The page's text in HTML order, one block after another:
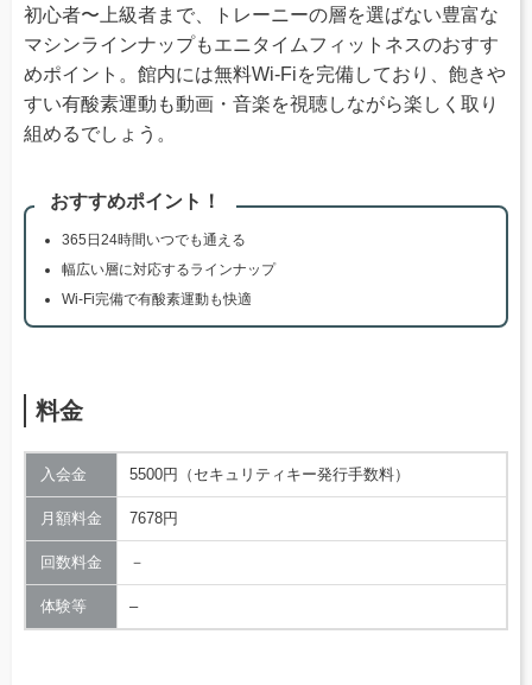
初心者〜上級者まで、トレーニーの層を選ばない豊富な
マシンラインナップもエニタイムフィットネスのおすす
めポイント。館内には無料Wi-Fiを完備しており、飽きや
すい有酸素運動も動画・音楽を視聴しながら楽しく取り
組めるでしょう。
おすすめポイント！
365日24時間いつでも通える
幅広い層に対応するラインナップ
Wi-Fi完備で有酸素運動も快適
料金
入会金 5500円（セキュリティキー発行手数料）
月額料金 7678円
回数料金 －
体験等 –